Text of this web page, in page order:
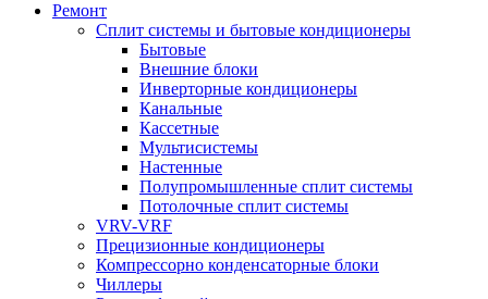
Ремонт
Сплит системы и бытовые кондиционеры
Бытовые
Внешние блоки
Инверторные кондиционеры
Канальные
Кассетные
Мультисистемы
Настенные
Полупромышленные сплит системы
Потолочные сплит системы
VRV-VRF
Прецизионные кондиционеры
Компрессорно конденсаторные блоки
Чиллеры